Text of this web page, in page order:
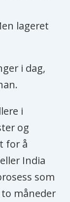
lageret
i dag,
i
og
for å
India
som
måneder